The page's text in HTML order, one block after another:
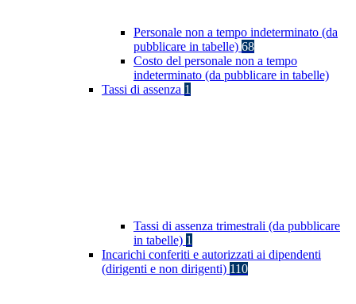
Personale non a tempo indeterminato (da
pubblicare in tabelle) 68
Costo del personale non a tempo
indeterminato (da pubblicare in tabelle)
Tassi di assenza 1
Tassi di assenza trimestrali (da pubblicare
in tabelle) 1
Incarichi conferiti e autorizzati ai dipendenti
(dirigenti e non dirigenti) 110